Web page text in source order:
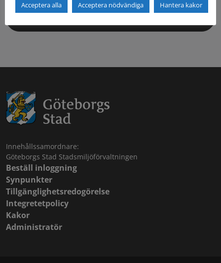
Innehållssamordnare:
Göteborgs Stad Stadsmiljöförvaltningen
Beställ inloggning
Synpunkter
Tillgänglighetsredogörelse
Integretetpolicy
Kakor
Administratör
Acceptera alla Acceptera nödvändiga Hantera kakor